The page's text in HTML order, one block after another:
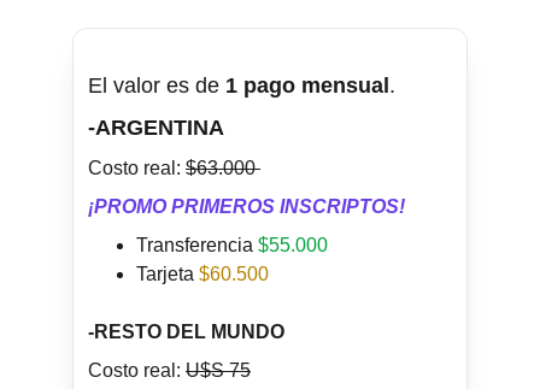
El valor es de 1 pago mensual .
-ARGENTINA
Costo real: $63.000
¡PROMO PRIMEROS INSCRIPTOS!
Transferencia $55.000
Tarjeta $60.500
-RESTO DEL MUNDO
Costo real: U$S 75